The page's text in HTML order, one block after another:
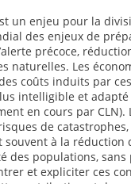
un enjeu pour la
des enjeux de
précoce,
naturelles. Les
coûts induits par
intelligible et adapté
en cours par
de
à la réduction
des populations, sans
et expliciter ces